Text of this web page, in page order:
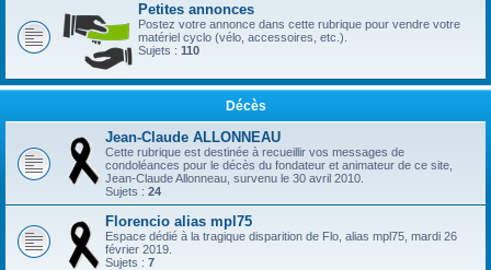
Petites annonces
Postez votre annonce dans cette rubrique pour vendre votre
matériel cyclo (vélo, accessoires, etc.).
Sujets : 110
Décès
Jean-Claude ALLONNEAU
Cette rubrique est destinée à recueillir vos messages de
condoléances pour le décès du fondateur et animateur de ce site,
Jean-Claude Allonneau, survenu le 30 avril 2010.
Sujets : 24
Florencio alias mpl75
Espace dédié à la tragique disparition de Flo, alias mpl75, mardi 26
février 2019.
Sujets : 7